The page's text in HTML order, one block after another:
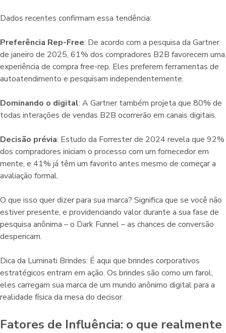
Dados recentes confirmam essa tendência:
Preferência Rep-Free: De acordo com a pesquisa da Gartner
de janeiro de 2025, 61% dos compradores B2B favorecem uma
experiência de compra free-rep. Eles preferem ferramentas de
autoatendimento e pesquisam independentemente.
Dominando o digital: A Gartner também projeta que 80% de
todas interações de vendas B2B ocorrerão em canais digitais.
Decisão prévia: Estudo da Forrester de 2024 revela que 92%
dos compradores iniciam o processo com um fornecedor em
mente, e 41% já têm um favorito antes mesmo de começar a
avaliação formal.
O que isso quer dizer para sua marca? Significa que se você não
estiver presente, e providenciando valor durante a sua fase de
pesquisa anônima – o Dark Funnel – as chances de conversão
despencam.
Dica da Luminati Brindes: É aqui que brindes corporativos
estratégicos entram em ação. Os brindes são como um farol,
eles carregam sua marca de um mundo anônimo digital para a
realidade física da mesa do decisor.
Fatores de Influência: o que realmente